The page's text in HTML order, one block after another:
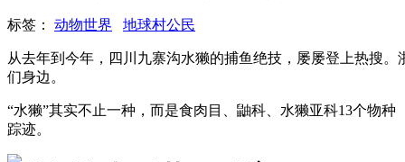
标签： 动物世界 地球村公民
从去年到今年，四川九寨沟水獭的捕鱼绝技，屡屡登上热搜
们身边。
“水獭”其实不止一种，而是食肉目、鼬科、水獭亚科13个物
踪迹。